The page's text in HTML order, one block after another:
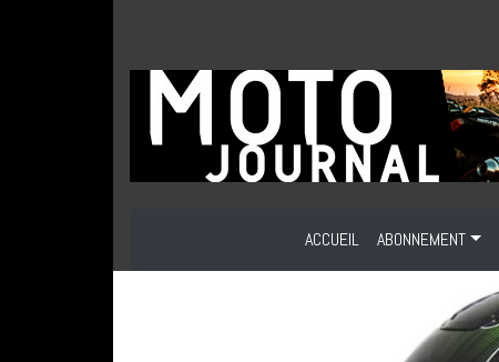
ACCUEIL ABONNEMENT